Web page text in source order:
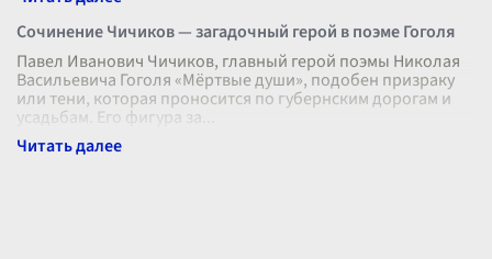
Сочинение Чичиков — загадочный герой в поэме Гоголя
Павел Иванович Чичиков, главный герой поэмы Николая
Васильевича Гоголя «Мёртвые души», подобен призраку
или тени, которая проносится по губернским дорогам и
усадьбам. Его фигура за